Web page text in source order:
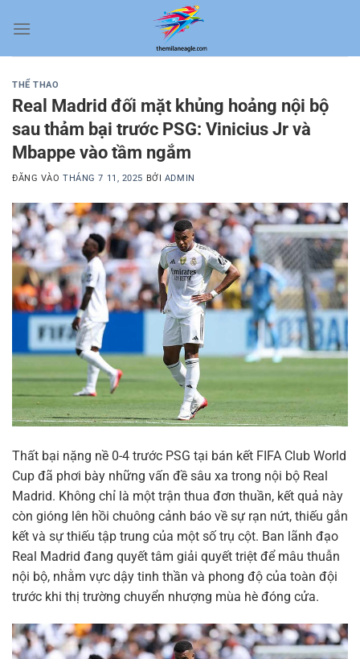
qua
THỂ THAO
Real Madrid đối mặt khủng hoảng nội bộ
sau thảm bại trước PSG: Vinicius Jr và
Mbappe vào tầm ngắm
ĐĂNG VÀOTHÁNG 7 11, 2025 BỞI ADMIN
Thất bại nặng nề 0-4 trước PSG tại bán kết FIFA Club World
Cup đã phơi bày những vấn đề sâu xa trong nội bộ Real
Madrid. Không chỉ là một trận thua đơn thuần, kết quả này
còn gióng lên hồi chuông cảnh báo về sự rạn nứt, thiếu gắn
kết và sự thiếu tập trung của một số trụ cột. Ban lãnh đạo
Real Madrid đang quyết tâm giải quyết triệt để mâu thuẫn
nội bộ, nhằm vực dậy tinh thần và phong độ của toàn đội
trước khi thị trường chuyển nhượng mùa hè đóng cửa.